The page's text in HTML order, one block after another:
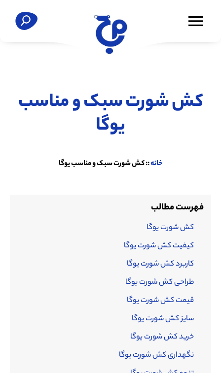
کش شورت سبک و مناسب
یوگا
خانه::کش شورت سبک و مناسب یوگا
فهرست مطالب
کش شورت یوگا
کیفیت کش شورت یوگا
کاربرد کش شورت یوگا
طراحی کش شورت یوگا
قیمت کش شورت یوگا
سایز کش شورت یوگا
خرید کش شورت یوگا
نگهداری کش شورت یوگا